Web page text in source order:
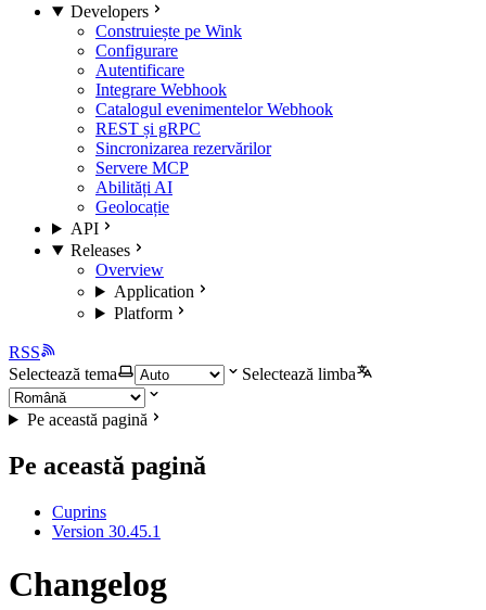
Developers
Construiește pe Wink
Configurare
Autentificare
Integrare Webhook
Catalogul evenimentelor Webhook
REST și gRPC
Sincronizarea rezervărilor
Servere MCP
Abilități AI
Geolocație
API
Releases
Overview
Application
Platform
RSS
Selectează tema
Selectează limba
Pe această pagină
Pe această pagină
Cuprins
Version 30.45.1
Changelog